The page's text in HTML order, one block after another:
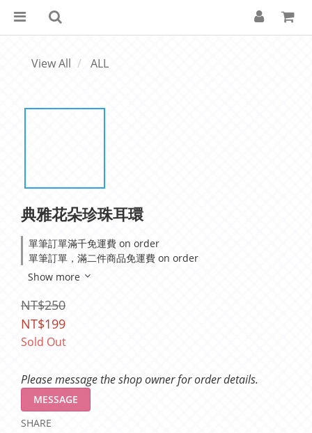
View All ALL
典雅花朵珍珠耳環
單筆訂單滿千免運費 on order
單筆訂單，滿二件商品免運費 on order
Show more
NT$250
NT$199
Sold Out
Please message the shop owner for order details.
MESSAGE
SHARE